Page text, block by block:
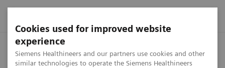
Cookies used for improved website
experience
Siemens Healthineers and our partners use cookies and other
similar technologies to operate the Siemens Healthineers
Startseite Presse Center Presseinformationen Siemens